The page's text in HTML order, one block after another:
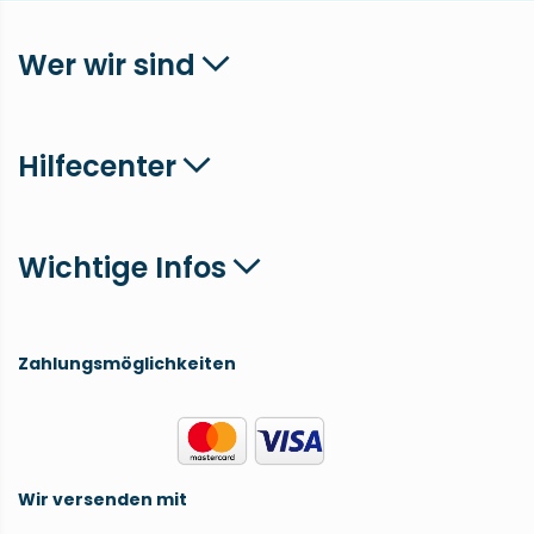
Wer wir sind
Hilfecenter
Wichtige Infos
Zahlungsmöglichkeiten
Wir versenden mit